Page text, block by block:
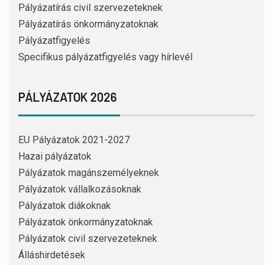
Pályázatírás civil szervezeteknek
Pályázatírás önkormányzatoknak
Pályázatfigyelés
Specifikus pályázatfigyelés vagy hírlevél
PÁLYÁZATOK 2026
EU Pályázatok 2021-2027
Hazai pályázatok
Pályázatok magánszemélyeknek
Pályázatok vállalkozásoknak
Pályázatok diákoknak
Pályázatok önkormányzatoknak
Pályázatok civil szervezeteknek
Álláshirdetések